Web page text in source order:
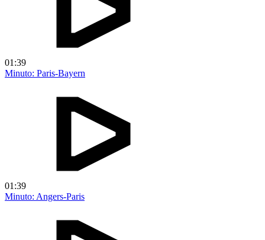
01:39
Minuto: Paris-Bayern
01:39
Minuto: Angers-Paris